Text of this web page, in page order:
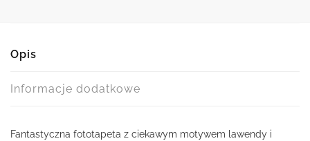
Opis
Informacje dodatkowe
Fantastyczna fototapeta z ciekawym motywem lawendy i